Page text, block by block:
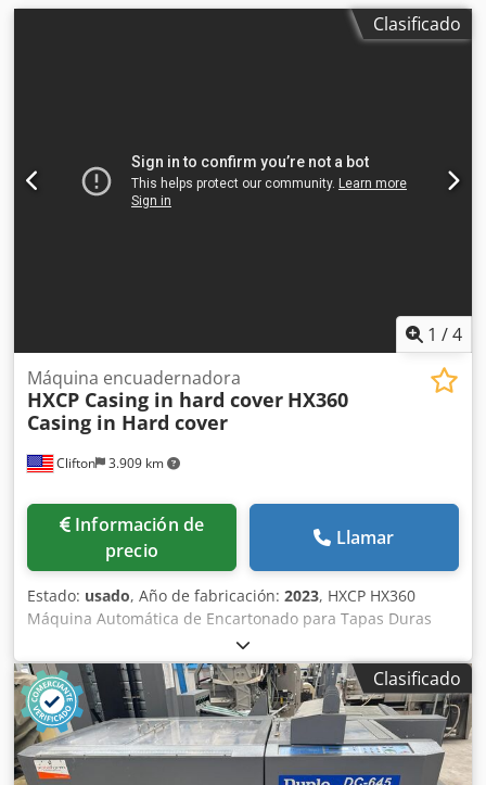
Clasificado
1 /4
Clifton 3.909 km
Máquina encuadernadora
HXCP Casing in hard cover HX360
Casing in Hard cover
Información de
precio
Llamar
Estado: usado, Año de fabricación: 2023, HXCP HX360
Máquina Automática de Encartonado para Tapas Duras
(Modelo 2023) Tenga en cuenta que el precio de esta
máquina nueva supera los 70,000 USD. Se solicita $39,000
o la mejor oferta para una venta rápida. El comprador es
responsable de la desinstalación y el envío. El enlace a un
video de YouTube está incluido en el anuncio. Disponible
para la venta: máquina automática HXCP HX360 para
encartonado de cuadernos y libros de tapa dura, año 2023.
Clasificado